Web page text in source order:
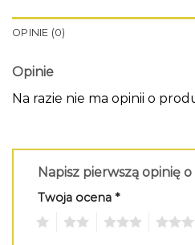
OPINIE (0)
Opinie
Na razie nie ma opinii o
Napisz pierwszą opinię o
Twoja ocena *